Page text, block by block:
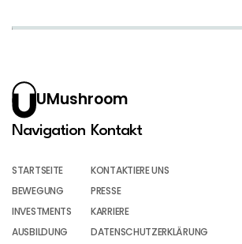
UMushroom
Navigation
STARTSEITE
BEWEGUNG
INVESTMENTS
AUSBILDUNG
Kontakt
KONTAKTIERE UNS
PRESSE
KARRIERE
DATENSCHUTZERKLÄRUNG